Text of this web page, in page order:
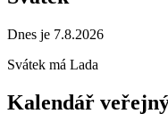
Dnes je 7.8.2026
Svátek má Lada
Kalendář